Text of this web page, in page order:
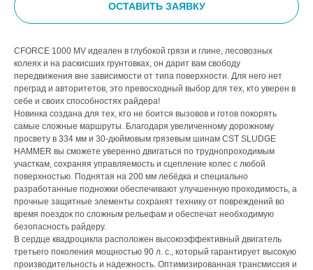
ОСТАВИТЬ ЗАЯВКУ
CFORCE 1000 MV идеален в глубокой грязи и глине, лесовозных
колеях и на раскисших грунтовках, он дарит вам свободу
передвижения вне зависимости от типа поверхности. Для него нет
преград и авторитетов, это превосходный выбор для тех, кто уверен в
себе и своих способностях райдера!
Новинка создана для тех, кто не боится вызовов и готов покорять
самые сложные маршруты. Благодаря увеличенному дорожному
просвету в 334 мм и 30-дюймовым грязевым шинам CST SLUDGE
HAMMER вы сможете уверенно двигаться по труднопроходимым
участкам, сохраняя управляемость и сцепление колес с любой
поверхностью. Поднятая на 200 мм лебёдка и специально
разработанные подножки обеспечивают улучшенную проходимость, а
прочные защитные элементы сохранят технику от повреждений во
время поездок по сложным рельефам и обеспечат необходимую
безопасность райдеру.
В сердце квадроцикла расположен высокоэффективный двигатель
третьего поколения мощностью 90 л. с., который гарантирует высокую
производительность и надежность. Оптимизированная трансмиссия и